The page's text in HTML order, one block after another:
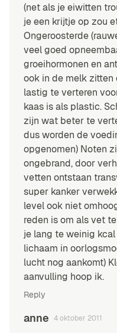
(net als je eiwitten
je een krijtje op zou
Ongeroosterde
veel goed
groeihormonen en
ook in de melk zitten
lastig te verteren
kaas is als plastic.
zijn wat beter te
dus worden de
opgenomen) Noten
ongebrand, door
vetten ontstaan
super kanker
level ook niet
reden is om als vet
je lang te weinig
lichaam in
lucht nog aankomt)
aanvulling hoop ik.
Reply
anne 4 oktober 2011